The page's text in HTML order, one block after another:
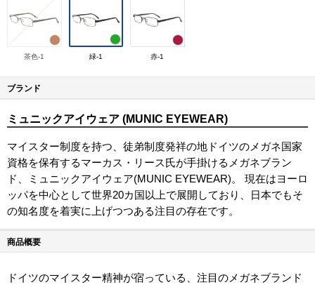
茶色-1 緑-1 赤-1
ブランド
ミュニックアイウェア (MUNIC EYEWEAR)
マイスター制度を持つ、徒弟制度発祥の地ドイツのメガネ国家
資格を保有するマーカス・リース氏が手掛けるメガネブラン
ド、ミュニックアイウェア(MUNIC EYEWEAR)。 現在はヨーロ
ッパを中心として世界20カ国以上で展開しており、日本でもそ
の知名度を着実に上げつつある注目の存在です。
商品概要
ドイツのマイスター精神が宿っている、注目のメガネブランド